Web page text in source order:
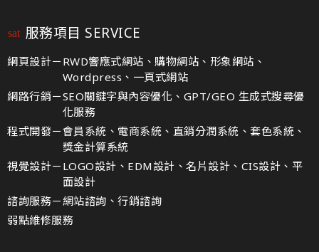
服務項目 SERVICE
網頁設計－ RWD響應式網站、購物網站、形象網站、
Wordpress、一頁式網站
網路行銷－SEO關鍵字與內容優化、GPT/GEO 生成式搜尋優
化服務
程式開發－會員系統、電商系統、直銷分潤系統、套色系統、
獎金計算系統
視覺設計－ LOGO設計、EDM設計、名片設計、CIS設計、平
面設計
諮詢服務－ 網站諮詢、行銷諮詢
弱點維修服務